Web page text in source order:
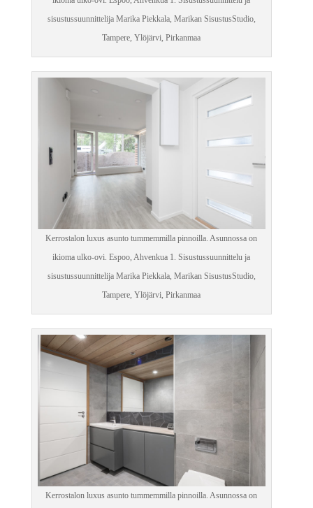
sisustussuunnittelija Marika Piekkala, Marikan SisustusStudio,
Tampere, Ylöjärvi, Pirkanmaa
Kerrostalon luxus asunto tummemmilla pinnoilla. Asunnossa on
ikioma ulko-ovi. Espoo, Ahvenkua 1. Sisustussuunnittelu ja
sisustussuunnittelija Marika Piekkala, Marikan SisustusStudio,
Tampere, Ylöjärvi, Pirkanmaa
Kerrostalon luxus asunto tummemmilla pinnoilla. Asunnossa on